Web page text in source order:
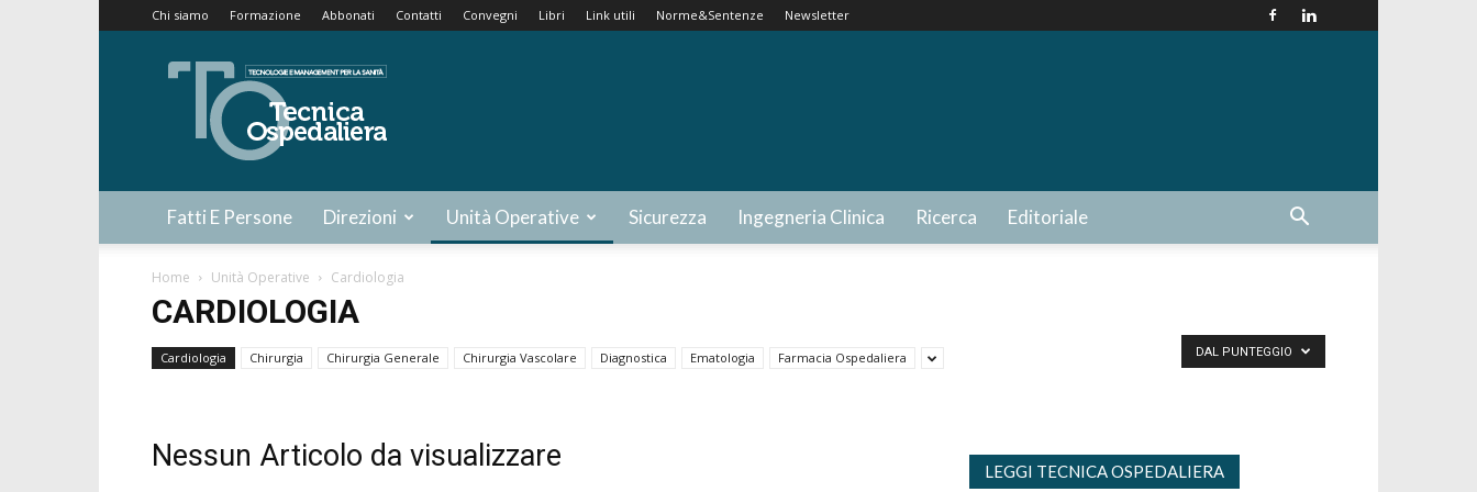
Chi siamo Formazione Abbonati Contatti Convegni Libri Link utili Norme&Sentenze Newsletter
Tecnica
Ospedaliera
Fatti E Persone Direzioni Unità Operative Sicurezza Ingegneria Clinica Ricerca Editoriale
Home Unità Operative Cardiologia
CARDIOLOGIA
Cardiologia Chirurgia Chirurgia Generale Chirurgia Vascolare Diagnostica Ematologia Farmacia Ospedaliera DAL PUNTEGGIO
Nessun Articolo da visualizzare LEGGI TECNICA OSPEDALIERA